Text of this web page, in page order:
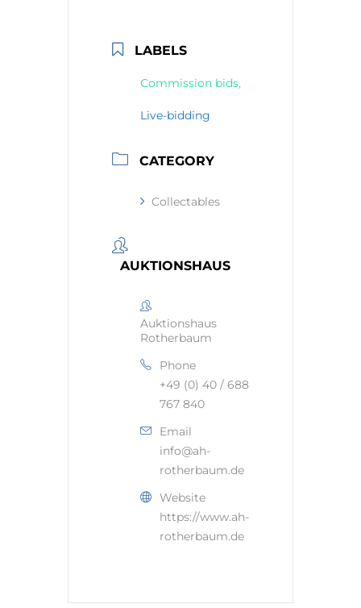
LABELS
Commission bids,
Live-bidding
CATEGORY
Collectables
AUKTIONSHAUS
Auktionshaus
Rotherbaum
Phone
+49 (0) 40 / 688
767 840
Email
info@ah-
rotherbaum.de
Website
https://www.ah-
rotherbaum.de